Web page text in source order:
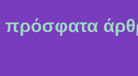
πρόσφατα